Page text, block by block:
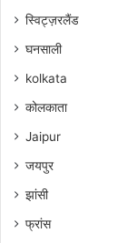
स्विट्ज़रलैंड
घनसाली
kolkata
कोलकाता
Jaipur
जयपुर
झांसी
फ्रांस